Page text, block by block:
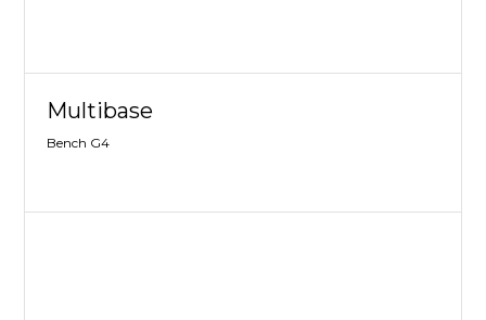
Multibase
Bench G4